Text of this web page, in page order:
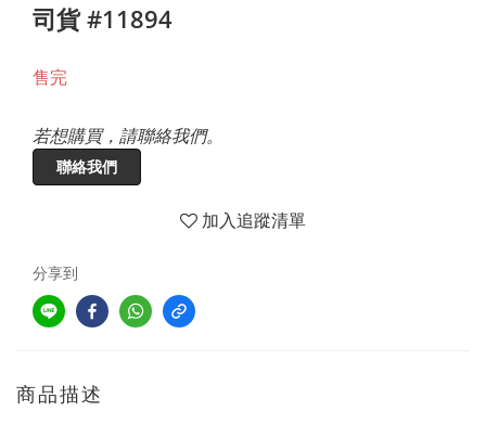
司貨 #11894
售完
若想購買，請聯絡我們。
聯絡我們
加入追蹤清單
分享到
商品描述